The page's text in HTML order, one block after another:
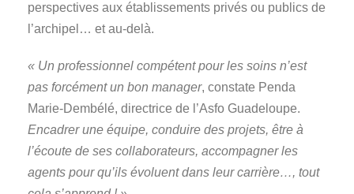
perspectives aux établissements privés ou publics de
l’archipel… et au-delà.
« Un professionnel compétent pour les soins n’est
pas forcément un bon manager, constate Penda
Marie-Dembélé, directrice de l’Asfo Guadeloupe.
Encadrer une équipe, conduire des projets, être à
l’écoute de ses collaborateurs, accompagner les
agents pour qu’ils évoluent dans leur carrière…, tout